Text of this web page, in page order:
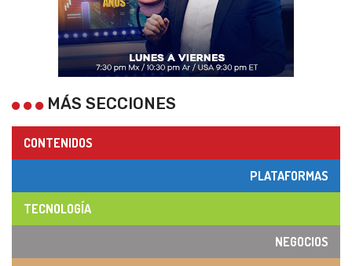
MÁS SECCIONES
CONTENIDOS
PLATAFORMAS
TECNOLOGÍA
NEGOCIOS